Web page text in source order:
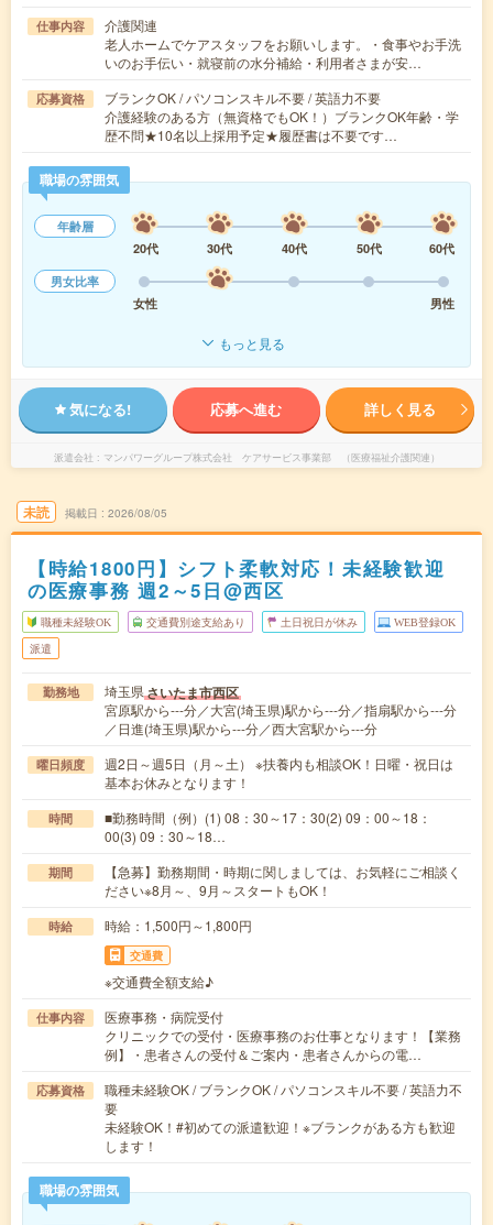
仕事内容
介護関連
老人ホームでケアスタッフをお願いします。・食事やお手洗
いのお手伝い・就寝前の水分補給・利用者さまが安…
応募資格
ブランクOK / パソコンスキル不要 / 英語力不要
介護経験のある方（無資格でもOK！）ブランクOK年齢・学
歴不問★10名以上採用予定★履歴書は不要です…
職場の雰囲気
年齢層
20代
30代 40代 50代
60代
男女比率
女性
男性
もっと見る
気になる! 応募へ進む 詳しく見る
派遣会社 マンパワーグループ株式会社 ケアサービス事業部 （医療福祉介護関連）
未読 掲載日 2026/08/05
【時給1800円】シフト柔軟対応！未経験歓迎
の医療事務 週2～5日@西区
職種未経験OK 交通費別途支給あり 土日祝日が休み WEB登録OK
派遣
勤務地 埼玉県さいたま市西区
宮原駅から---分／大宮(埼玉県)駅から---分／指扇駅から---分
／日進(埼玉県)駅から---分／西大宮駅から---分
曜日頻度
週2日～週5日（月～土） ※扶養内も相談OK！日曜・祝日は
基本お休みとなります！
時間
■勤務時間（例）(1) 08：30～17：30(2) 09：00～18：
00(3) 09：30～18…
期間
【急募】勤務期間・時期に関しましては、お気軽にご相談く
ださい※8月～、9月～スタートもOK！
時給 時給：1,500円～1,800円
交通費
※交通費全額支給♪
仕事内容
医療事務・病院受付
クリニックでの受付・医療事務のお仕事となります！【業務
例】・患者さんの受付＆ご案内・患者さんからの電…
応募資格
職種未経験OK / ブランクOK / パソコンスキル不要 / 英語力不
要
未経験OK！#初めての派遣歓迎！※ブランクがある方も歓迎
します！
職場の雰囲気